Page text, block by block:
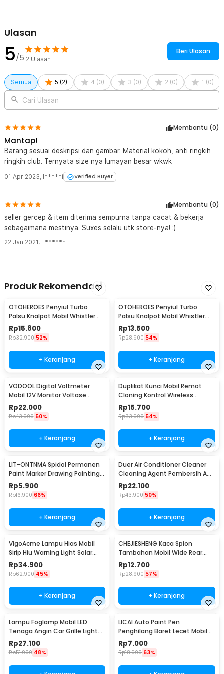
Rincian yang Anda dapatkan untuk pembelian produk ini:
Removal Tool 11in1 - G18
Ulasan
5/5 2 Ulasan
Beri Ulasan
Semua 5 (2) 4 (0) 3 (0) 2 (0) 1 (0)
Cari Ulasan
Membantu (0)
Mantap!
Barang sesuai deskripsi dan gambar. Material kokoh, anti ringkih
ringkih club. Ternyata size nya lumayan besar wkwk
01 Apr 2023, I*****i Verified Buyer
Membantu (0)
seller gercep & item diterima sempurna tanpa cacat & bekerja
sebagaimana mestinya. Suxes selalu utk store-nya! :)
22 Jan 2021, E*****h
Produk Rekomendasi
OTOHEROES Penyiul Turbo
Palsu Knalpot Mobil Whistler
1000-2400cc L - TUR007
Rp15.800
Rp32.900 52%
+ Keranjang
OTOHEROES Penyiul Turbo
Palsu Knalpot Mobil Whistler
1000-1800cc M 1.6-2.0 - TUR007
Rp13.500
Rp28.900 54%
+ Keranjang
VODOOL Digital Voltmeter
Mobil 12V Monitor Voltase
Baterai LED Display - QY836
Rp22.000
Rp43.900 50%
+ Keranjang
Duplikat Kunci Mobil Remot
Cloning Kontrol Wireless
433.92MHz 1 PCS - WE32
Rp15.700
Rp33.900 54%
+ Keranjang
LIT-ONTNMA Spidol Permanen
Paint Marker Drawing Painting
Oil Base - MP-01
Rp5.900
Rp16.900 66%
+ Keranjang
Duer Air Conditioner Cleaner
Cleaning Agent Pembersih AC
Rumah 500ml - QUY1640
Rp22.100
Rp43.900 50%
+ Keranjang
VigoAcme Lampu Hias Mobil
Sirip Hiu Warning Light Solar
Energy 8 LED - FZWJSD
Rp34.900
Rp62.900 45%
+ Keranjang
CHEJIESHENG Kaca Spion
Tambahan Mobil Wide Rear
View Anti Blind Spot - SY-080
Rp12.700
Rp28.900 57%
+ Keranjang
Lampu Foglamp Mobil LED
Tenaga Angin Car Grille Light
Wind Power 2 PCS - XY044
Rp27.100
Rp51.900 48%
LICAI Auto Paint Pen
Penghilang Baret Lecet Mobil
Scratch Removal 12ml
Rp7.000
Rp18.900 63%